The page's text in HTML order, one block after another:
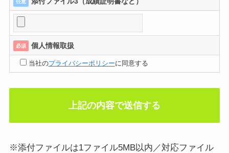
任意
必須 個人情報取扱
当社のプライバシーポリシーに同意する
※添付ファイルは1ファイル5MB以内／対応ファイル